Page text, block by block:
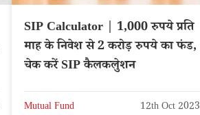
SIP Calculator | 1,000 रुपये प्रति
माह के निवेश से 2 करोड़ रुपये का फंड,
चेक करें SIP कैलकलुेशन
Mutual Fund 12th Oct 2023